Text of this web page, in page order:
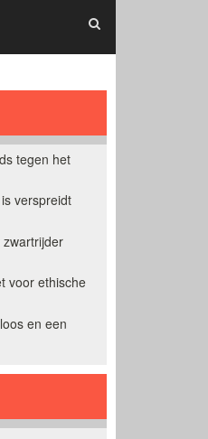
tegen het
verspreidt
voor ethische
en een